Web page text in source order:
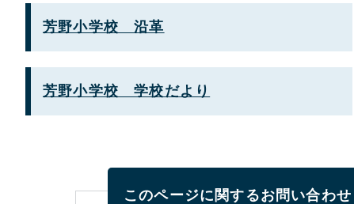
芳野小学校 沿革
芳野小学校 学校だより
このページに関するお問い合わせ